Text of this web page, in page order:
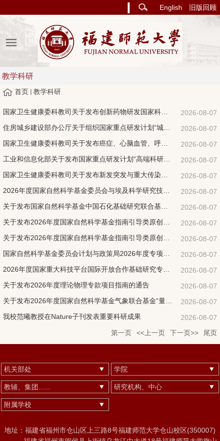
English 旧版回顾
教学科研
首页 教学科研
2026-08-07
2026-08-07
2026-08-07
2026-08-07
2026-08-07
2026-08-07
2026-08-07
2026-08-07
2026-08-07
2026-08-07
2026-08-07
关于发布2026年度理论物理专款项目指南的通告
2026-08-07
2026-08-07
我校范曦教授在Nature子刊发表重要科研成果
2026-08-07
第一页
<<上一页 下一页>> 尾页
机关部处 学院
教辅、集团...... 研究机构、中心
附属学校
地址：福建省福州市仓山区上三路8号福建师范大学仓山校区(350007)